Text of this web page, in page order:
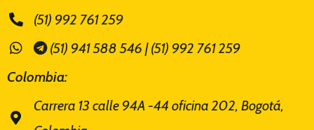
(51) 992 761 259
(51) 941 588 546 | (51) 992 761 259
Colombia:
Carrera 13 calle 94A -44 oficina 202, Bogotá,